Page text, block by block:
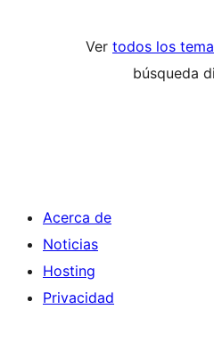
Ver todos los
búsqueda
Acerca de
Noticias
Hosting
Privacidad